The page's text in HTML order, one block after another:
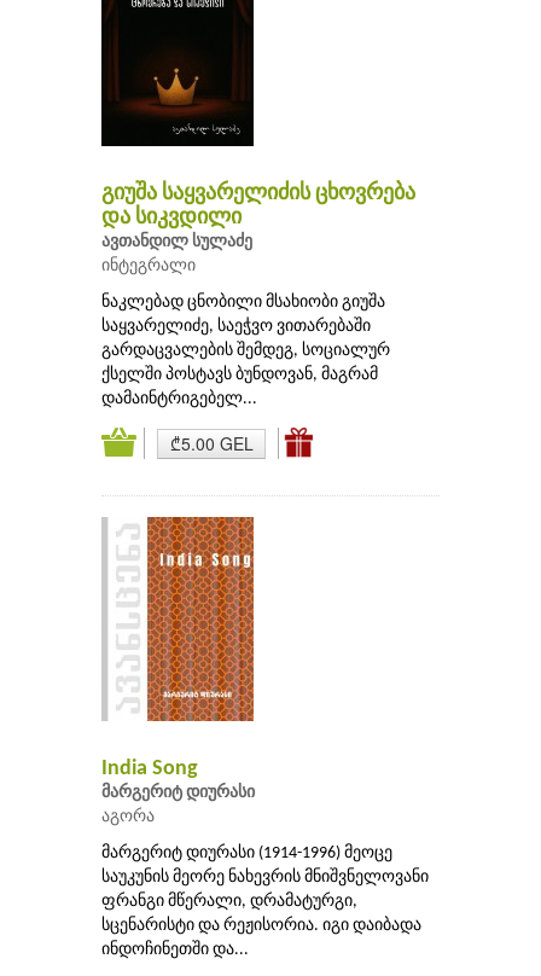
გიუშა საყვარელიძის ცხოვრება
და სიკვდილი
ავთანდილ სულაძე
ინტეგრალი
ნაკლებად ცნობილი მსახიობი გიუშა
საყვარელიძე, საეჭვო ვითარებაში
გარდაცვალების შემდეგ, სოციალურ
ქსელში პოსტავს ბუნდოვან, მაგრამ
დამაინტრიგებელ...
₾5.00 GEL
India Song
მარგერიტ დიურასი
აგორა
მარგერიტ დიურასი (1914-1996) მეოცე
საუკუნის მეორე ნახევრის მნიშვნელოვანი
ფრანგი მწერალი, დრამატურგი,
სცენარისტი და რეჟისორია. იგი დაიბადა
ინდოჩინეთში და...